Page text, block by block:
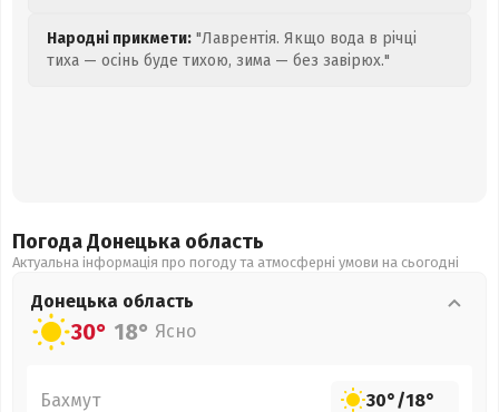
Народні прикмети: "Лаврентія. Якщо вода в річці
тиха — осінь буде тихою, зима — без завірюх."
Погода Донецька область
Актуальна інформація про погоду та атмосферні умови на сьогодні
Донецька область
30° 18° Ясно
Бахмут 30°/18°